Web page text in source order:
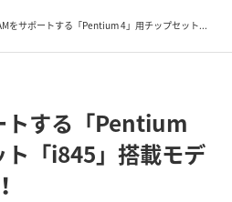
をサポートする「Pentium 4」用チップセット...
トする「Pentium
「i845」搭載モデ